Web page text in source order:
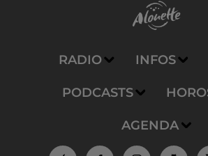
RADIO INFOS
PODCASTS
AGENDA